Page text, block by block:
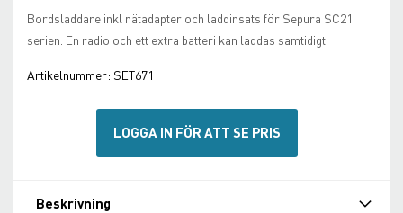
Bordsladdare inkl nätadapter och laddinsats för Sepura SC21
serien. En radio och ett extra batteri kan laddas samtidigt.
Artikelnummer: SET671
LOGGA IN FÖR ATT SE PRIS
gallery
images
gallery
Beskrivning